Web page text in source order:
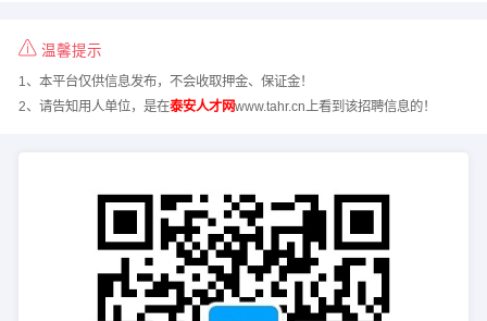
温馨提示
1、本平台仅供信息发布，不会收取押金、保证金！
2、请告知用人单位，是在泰安人才网www.tahr.cn上看到该招聘信息的！